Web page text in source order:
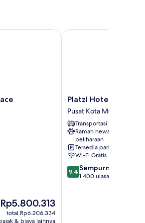
Harga
sekarang
Rp5.800.313
Rp5.800.313
total Rp6.206.334
& biaya lainnya
Platzl
Hotel
Pusat
Kota
Munich
Platzl Hotel
Pusat Kota Munich
Transportasi bandara
Ramah hewan
peliharaan
Tersedia parkir
Wi-Fi Gratis
9.4
dari
9,4 Sempurna
1.400 ulasan
Platzl Hotel